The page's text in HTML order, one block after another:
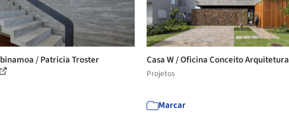
/ Patricia Troster
Casa W / Oficina Conceito Arquitetura
Projetos
Marcar